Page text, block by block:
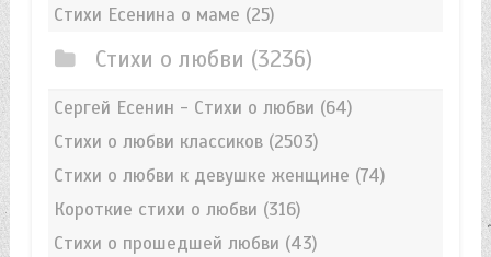
Стихи Есенина о маме (25)
Стихи о любви (3236)
Сергей Есенин - Стихи о любви (64)
Стихи о любви классиков(2503)
Стихи о любви к девушке женщине (74)
Короткие стихи о любви (316)
Стихи о прошедшей любви (43)